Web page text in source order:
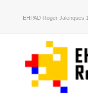
EHPAD Roger Jalenques